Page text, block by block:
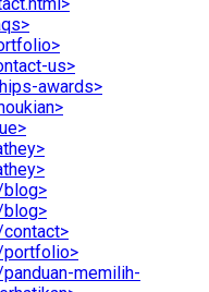
us>
awards>
portfolio>
memilih-